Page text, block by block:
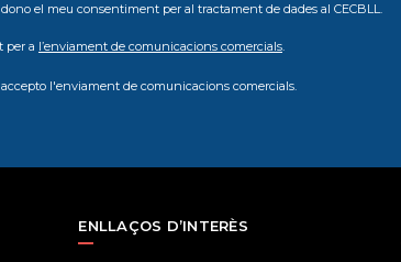
el meu consentiment per al tractament de dades al CECBLL.
per a l’enviament de comunicacions comercials.
l'enviament de comunicacions comercials.
ENLLAÇOS D’INTERÈS